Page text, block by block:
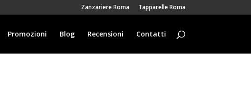
Zanzariere Roma Tapparelle Roma
Promozioni Blog Recensioni Contatti